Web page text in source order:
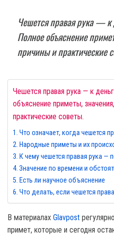
Чешется правая рука — к
Полное объяснение
причины и практические
Чешется правая рука — к
объяснение приметы,
практические советы.
Что означает, когда чешется
Народные приметы и их
К чему чешется правая рука —
Значение по времени и
Есть ли научное объяснение
Что делать, если чешется
В материалах Glavpost
примет, которые и сегодня